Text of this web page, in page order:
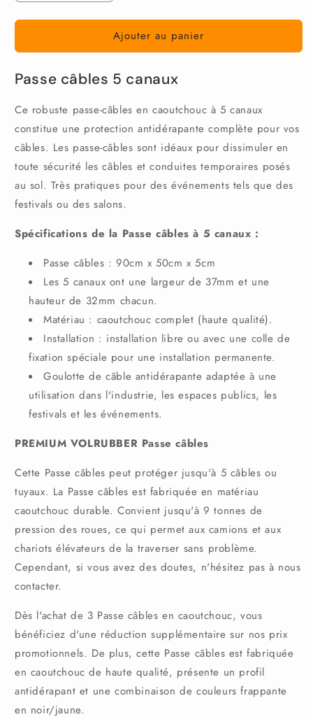
la
quantité
Passe-
5
5
x
32
mm
la
quantité
Passe-
5
5
x
x
32
mm
Ajouter au panier
Passe câbles 5 canaux
Ce robuste passe-câbles en caoutchouc à 5 canaux
constitue une protection antidérapante complète pour vos
câbles. Les passe-câbles sont idéaux pour dissimuler en
toute sécurité les câbles et conduites temporaires posés
au sol. Très pratiques pour des événements tels que des
festivals ou des salons.
Spécifications de la Passe câbles à 5 canaux :
Passe câbles : 90cm x 50cm x 5cm
Les 5 canaux ont une largeur de 37mm et une
hauteur de 32mm chacun.
Matériau : caoutchouc complet (haute qualité).
Installation : installation libre ou avec une colle de
fixation spéciale pour une installation permanente.
Goulotte de câble antidérapante adaptée à une
utilisation dans l'industrie, les espaces publics, les
festivals et les événements.
PREMIUM VOLRUBBER Passe câbles
Cette Passe câbles peut protéger jusqu'à 5 câbles ou
tuyaux. La Passe câbles est fabriquée en matériau
caoutchouc durable. Convient jusqu'à 9 tonnes de
pression des roues, ce qui permet aux camions et aux
chariots élévateurs de la traverser sans problème.
Cependant, si vous avez des doutes, n'hésitez pas à nous
contacter.
Dès l'achat de 3 Passe câbles en caoutchouc, vous
bénéficiez d'une réduction supplémentaire sur nos prix
promotionnels. De plus, cette Passe câbles est fabriquée
en caoutchouc de haute qualité, présente un profil
antidérapant et une combinaison de couleurs frappante
en noir/jaune.